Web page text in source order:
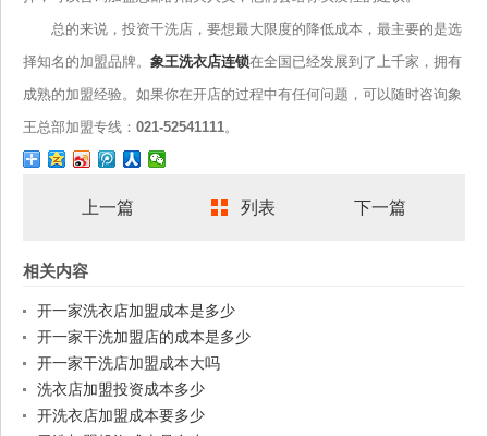
总的来说，投资干洗店，要想最大限度的降低成本，最主要的是选
择知名的加盟品牌。 象王洗衣店连锁在全国已经发展到了上千家，拥有
成熟的加盟经验。如果你在开店的过程中有任何问题，可以随时咨询象
王总部加盟专线： 021-52541111。
上一篇 列表 下一篇
相关内容
开一家洗衣店加盟成本是多少
开一家干洗加盟店的成本是多少
开一家干洗店加盟成本大吗
洗衣店加盟投资成本多少
开洗衣店加盟成本要多少